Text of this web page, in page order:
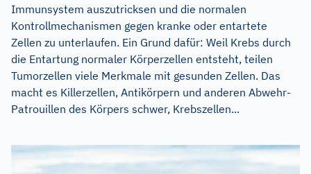
Immunsystem auszutricksen und die normalen
Kontrollmechanismen gegen kranke oder entartete
Zellen zu unterlaufen. Ein Grund dafür: Weil Krebs durch
die Entartung normaler Körperzellen entsteht, teilen
Tumorzellen viele Merkmale mit gesunden Zellen. Das
macht es Killerzellen, Antikörpern und anderen Abwehr-
Patrouillen des Körpers schwer, Krebszellen...